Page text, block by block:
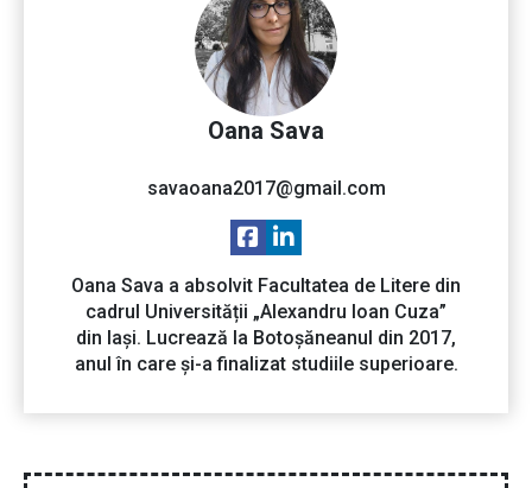
Oana Sava
savaoana2017@gmail.com
Oana Sava a absolvit Facultatea de Litere din
cadrul Universității „Alexandru Ioan Cuza”
din Iași. Lucrează la Botoșăneanul din 2017,
anul în care și-a finalizat studiile superioare.